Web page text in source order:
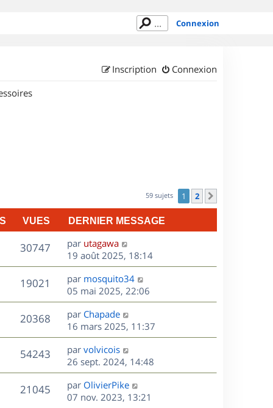
Connexion
Connexion
Inscription
59 sujets 1 2
VUES DERNIER MESSAGE
30747V
u
s
D
e
r
n
i
e
r
m
e
s
s
a
g
e
par utagawa
19 août 2025, 18:14
19021
u
e
s
D
e
r
n
i
e
r
m
e
s
s
par mosquito34
05 mai 2025, 22:06
20368V
u
e
D
e
r
n
i
e
r
m
par Chapade
16 mars 2025, 11:37
54243V
u
D
e
r
n
i
par volvicois
26 sept. 2024, 14:48
21045V
D
e
par OlivierPike
07 nov. 2023, 13:21